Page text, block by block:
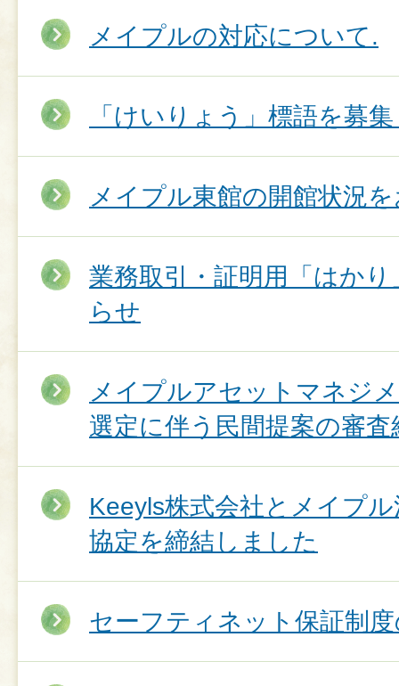
メイプルの対応について.
「けいりょう」標語を募
メイプル東館の開館状況
業務取引・証明用「はか
らせ
メイプルアセットマネジ
選定に伴う民間提案の審
Keeyls株式会社とメイプ
協定を締結しました
セーフティネット保証制